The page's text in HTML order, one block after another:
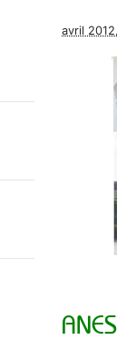
avril 2012